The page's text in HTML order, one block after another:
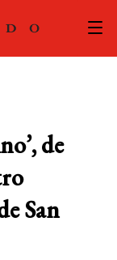
de
San